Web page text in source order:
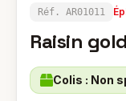
Réf. AR01011
Raisin
Colis : Non